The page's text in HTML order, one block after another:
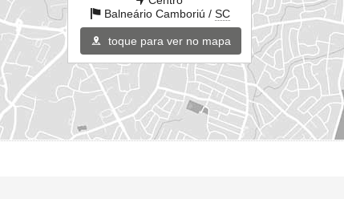
Balneário Camboriú / SC
toque para ver no mapa